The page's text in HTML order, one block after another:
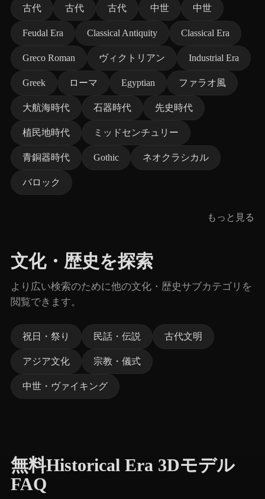
古代 古代 古代 中世 中世
Feudal Era Classical Antiquity Classical Era
Greco Roman ヴィクトリアン Industrial Era
Greek ローマ Egyptian ファラオ風
大航海時代 石器時代 先史時代
植民地時代 ミッドセンチュリー
青銅器時代 Gothic ネオクラシカル
バロック
もっと見る
文化・歴史を探索
より広い検索のために他の文化・歴史サブカテゴリを
閲覧できます。
祝日・祭り 民話・伝説 古代文明
アジア文化 宗教・儀式
中世・ヴァイキング
無料Historical Era 3Dモデル
FAQ